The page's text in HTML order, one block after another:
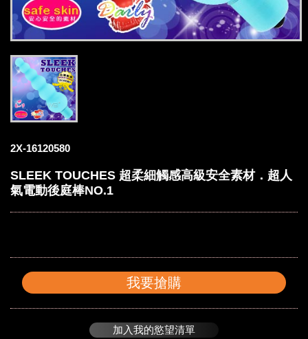
2X-16120580
SLEEK TOUCHES 超柔細觸感高級安全素材．超人
氣電動後庭棒NO.1
我要搶購
加入我的慾望清單